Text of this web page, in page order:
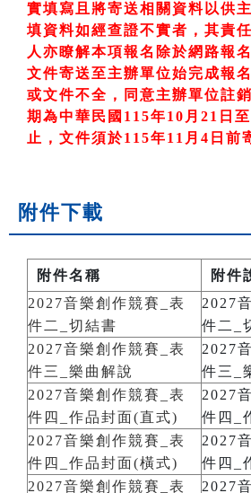
實填寫且將寄送相關資料以供
填資料如經查證不實者，其責
人亦瞭解本項報名除於網路報
文件寄送至主辦單位始完成報
或文件不全，同意主辦單位註
期為中華民國 115年10 月21 日至
止，文件須於115年11 月4 日前
附件下載
附件名稱
附件
2027音樂創作競賽_表
件二_切結書
2027
件二_
2027音樂創作競賽_表
件三_樂曲解說
2027
件三_
2027音樂創作競賽_表
件四_作品封面(直式)
2027
件四_
2027音樂創作競賽_表
件四_作品封面(橫式)
2027
件四_
2027音樂創作競賽_表
2027